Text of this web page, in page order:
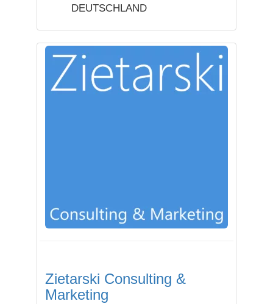
DEUTSCHLAND
Zietarski Consulting &
Marketing